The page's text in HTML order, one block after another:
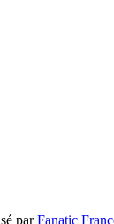
parFanatic